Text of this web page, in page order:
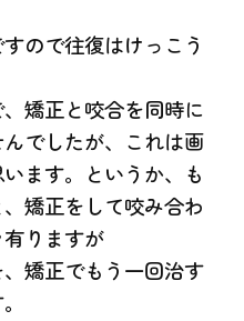
ので往復はけっこう
矯正と咬合を同時に
でしたが、これは画
ます。というか、も
矯正をして咬み合わ
りますが
矯正でもう一回治す